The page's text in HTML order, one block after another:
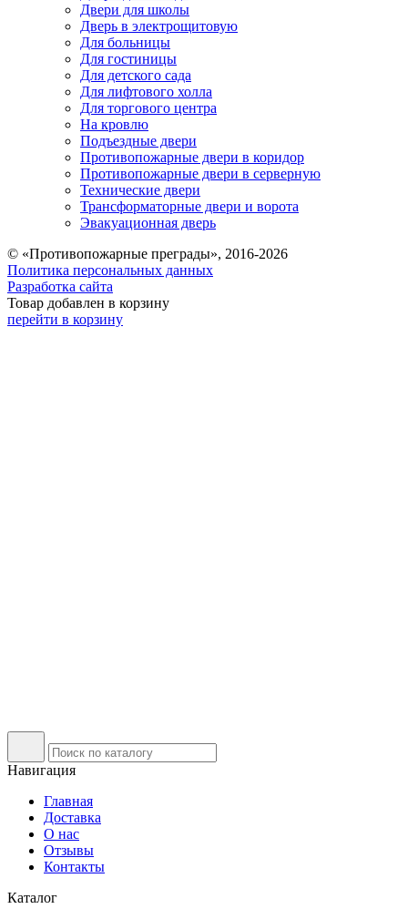
Двери для школы
Дверь в электрощитовую
Для больницы
Для гостиницы
Для детского сада
Для лифтового холла
Для торгового центра
На кровлю
Подъездные двери
Противопожарные двери в коридор
Противопожарные двери в серверную
Технические двери
Трансформаторные двери и ворота
Эвакуационная дверь
© «Противопожарные преграды», 2016-2026
Политика персональных данных
Разработка сайта
Товар добавлен в корзину
перейти в корзину
Навигация
Главная
Доставка
О нас
Отзывы
Контакты
Каталог